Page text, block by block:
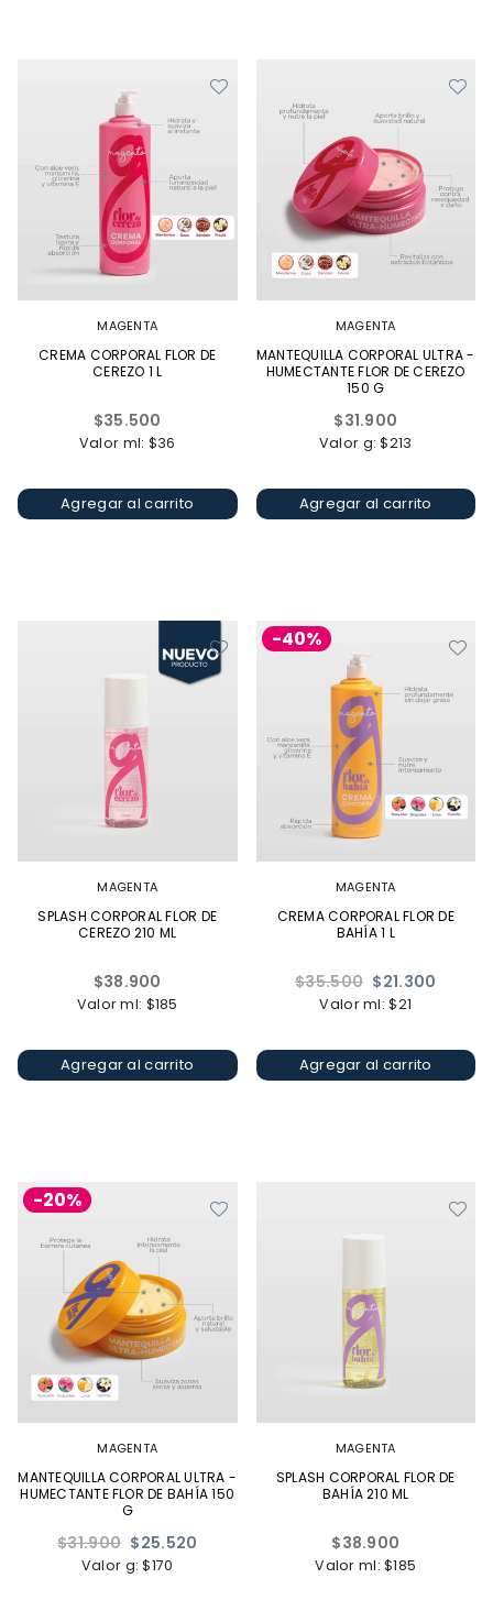
MAGENTA
CREMA CORPORAL FLOR DE
CEREZO 1 L
Precio
habitual
$35.500
Valor ml: $36
Agregar al carrito
MAGENTA
MANTEQUILLA CORPORAL ULTRA -
HUMECTANTE FLOR DE CEREZO
150 G
Precio
habitual
$31.900
Valor g: $213
Agregar al carrito
MAGENTA
SPLASH CORPORAL FLOR DE
CEREZO 210 ML
Precio
habitual
$38.900
Valor ml: $185
Agregar al carrito
-40%
MAGENTA
CREMA CORPORAL FLOR DE
BAHÍA 1 L
Precio
habitual
$35.500 $21.300
Valor ml: $21
Agregar al carrito
-20%
MAGENTA
MANTEQUILLA CORPORAL ULTRA -
HUMECTANTE FLOR DE BAHÍA 150
G
Precio
habitual
$31.900 $25.520
Valor g: $170
MAGENTA
SPLASH CORPORAL FLOR DE
BAHÍA 210 ML
Precio
habitual
$38.900
Valor ml: $185